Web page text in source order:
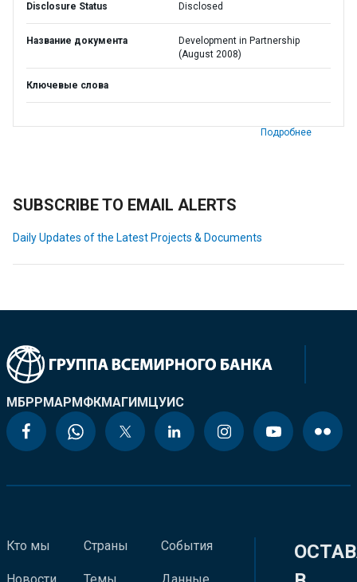
Disclosure Status Disclosed
Название документа
Development in Partnership
(August 2008)
Ключевые слова
Подробнее
SUBSCRIBE TO EMAIL ALERTS
Daily Updates of the Latest Projects & Documents
МБРРМАРМФКМАГИМЦУИС
Кто мы Страны События